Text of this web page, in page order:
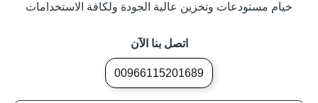
خيام مستودعات وتخزين عالية الجودة ولكافة الاستخدامات
اتصل بنا الآن
00966115201689